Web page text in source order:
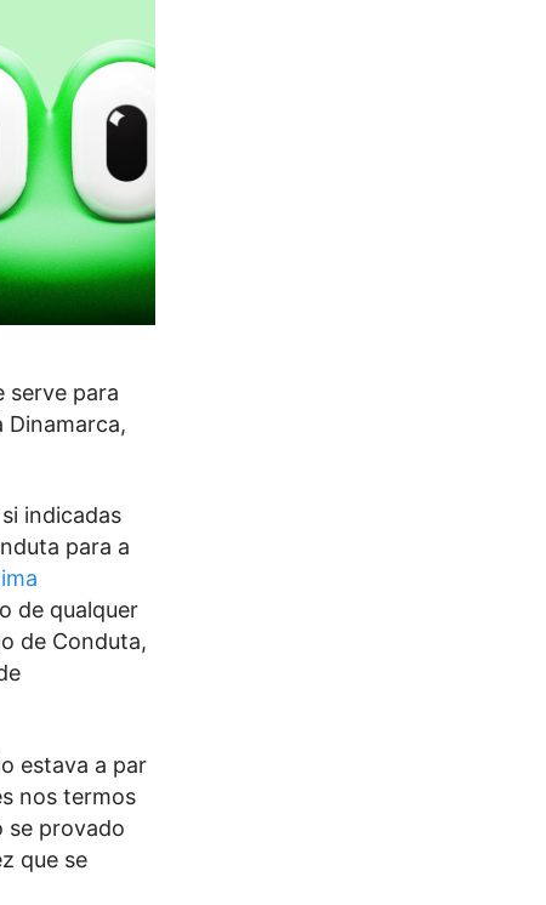
serve para
indicadas
para a
de qualquer
de Conduta,
estava a par
nos termos
se provado
que se